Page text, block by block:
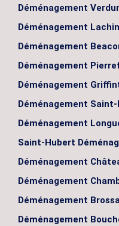
Déménagement
Déménagement
Déménagement
Déménagement
Déménagement
Déménagement
Déménagement
Saint-Hubert
Déménagement
Déménagement
Déménagement
Déménagement